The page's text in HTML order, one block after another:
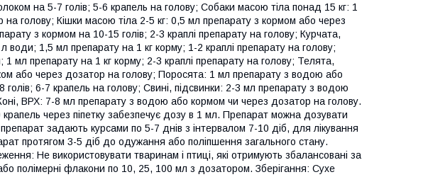
на 5-7 голів; 5-6 крапель на голову; Собаки масою тіла понад 15 кг: 1
голову; Кішки масою тіла 2-5 кг: 0,5 мл препарату з кормом або через
з кормом на 10-15 голів; 2-3 краплі препарату на голову; Курчата,
води; 1,5 мл препарату на 1 кг корму; 1-2 краплі препарату на голову;
мл препарату на 1 кг корму; 2-3 краплі препарату на голову; Телята,
або через дозатор на голову; Поросята: 1 мл препарату з водою або
6-7 крапель на голову; Свині, підсвинки: 2-3 мл препарату з водою
ВРХ: 7-8 мл препарату з водою або кормом чи через дозатор на голову.
через піпетку забезпечує дозу в 1 мл. Препарат можна дозувати
задають курсами по 5-7 днів з інтервалом 7-10 діб, для лікування
протягом 3-5 діб до одужання або поліпшення загального стану.
Не використовувати тваринам і птиці, які отримують збалансовані за
полімерні флакони по 10, 25, 100 мл з дозатором. Зберігання: Сухе